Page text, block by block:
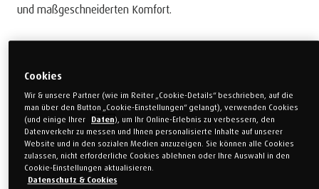
und maßgeschneiderten Komfort.
*Basierend auf internen Tests zum Vergleich von TEMPUR Form™ Ultra und TEMPUR Form™
Plus mit TEMPUR Form™ Original, durchgeführt von Dan-Foam ApS im März 2024.
Cookies
Wir & unsere Partner (wie im Reiter „Cookie-Details“ beschrieben, auf die
man über den Button „Cookie-Einstellungen“ gelangt), verwenden Cookies
(und einige Ihrer
Daten), um Ihr Online-Erlebnis zu verbessern, den
Datenverkehr zu messen und Ihnen personalisierte Inhalte auf unserer
Website und in den sozialen Medien anzuzeigen. Sie können alle Cookies
zulassen, nicht erforderliche Cookies ablehnen oder Ihre Auswahl in den
Cookie-Einstellungen aktualisieren.
Datenschutz & Cookies